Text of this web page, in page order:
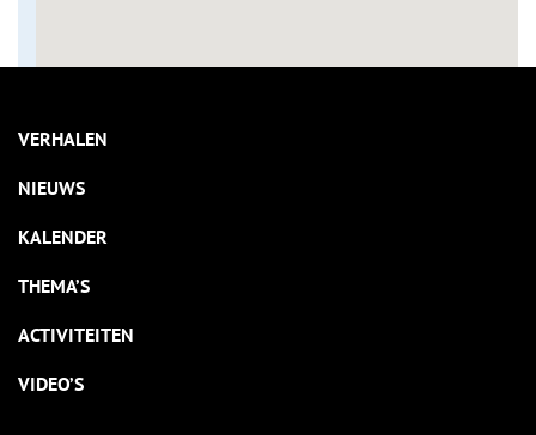
VERHALEN
NIEUWS
KALENDER
THEMA’S
ACTIVITEITEN
VIDEO’S